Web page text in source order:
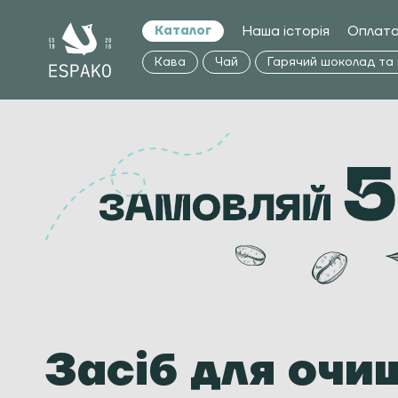
Каталог Наша історія
Кава Чай Гарячий шоколад та
Засіб для